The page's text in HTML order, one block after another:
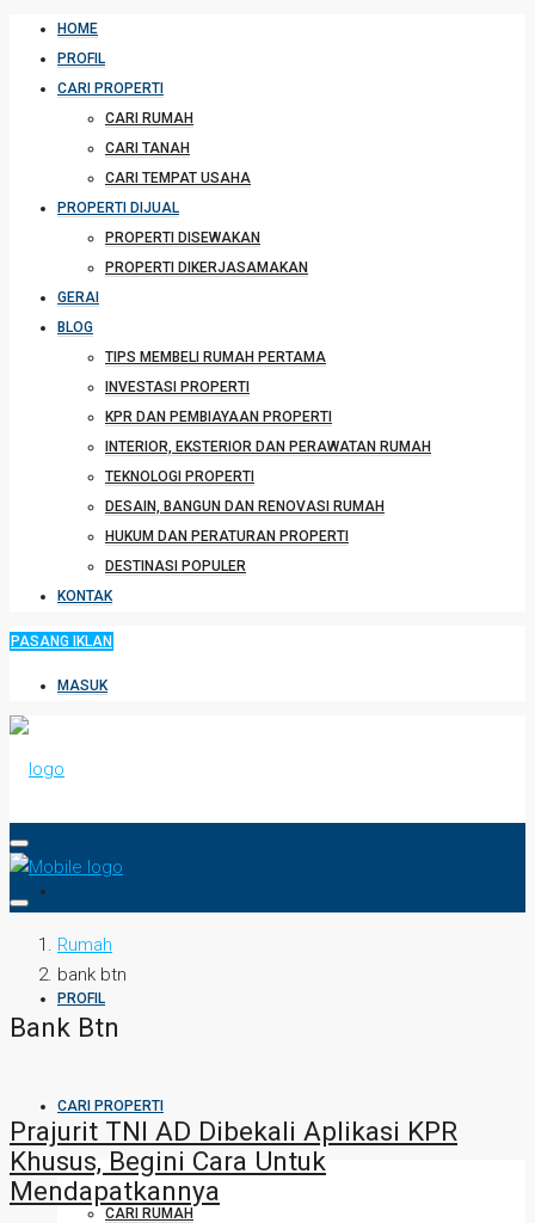
HOME
PROFIL
CARI PROPERTI
CARI RUMAH
CARI TANAH
CARI TEMPAT USAHA
PROPERTI DIJUAL
PROPERTI DISEWAKAN
PROPERTI DIKERJASAMAKAN
GERAI
BLOG
TIPS MEMBELI RUMAH PERTAMA
INVESTASI PROPERTI
KPR DAN PEMBIAYAAN PROPERTI
INTERIOR, EKSTERIOR DAN PERAWATAN RUMAH
TEKNOLOGI PROPERTI
DESAIN, BANGUN DAN RENOVASI RUMAH
HUKUM DAN PERATURAN PROPERTI
DESTINASI POPULER
KONTAK
PASANG IKLAN
MASUK
PROFIL
CARI PROPERTI
CARI RUMAH
Rumah
bank btn
Bank Btn
Prajurit TNI AD Dibekali Aplikasi KPR
Khusus, Begini Cara Untuk
Mendapatkannya